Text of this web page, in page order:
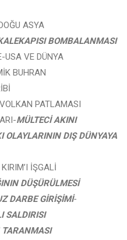
ASYA
BOMBALANMASI
VE DÜNYA
BUHRAN
PATLAMASI
MÜLTECİ AKINI
OLAYLARININ DIŞ DÜNYAYA
İŞGALİ
DÜŞÜRÜLMESİ
DARBE GİRİŞİMİ-
SALDIRISI
TARANMASI